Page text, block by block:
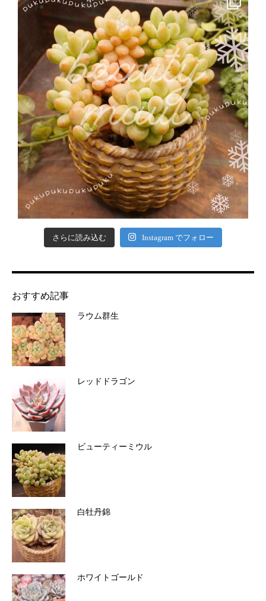
さらに読み込む Instagram でフォロー
おすすめ記事
ラウム群生
レッドドラゴン
ビューティーミウル
白牡丹錦
ホワイトゴールド